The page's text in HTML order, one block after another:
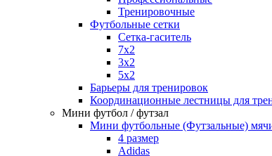
Тренировочные
Футбольные сетки
Сетка-гаситель
7x2
3х2
5х2
Барьеры для тренировок
Координационные лестницы для
Мини футбол / футзал
Мини футбольные (Футзальные)
4 размер
Adidas